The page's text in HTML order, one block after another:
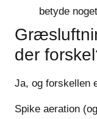
betyde
der
Ja, og forskellen
Spike aeration